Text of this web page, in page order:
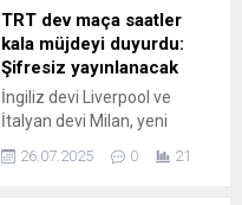
izledi. Bursa’da Bursasporlu
nesiller yetişmesi için
Osmangazi Belediyesi,
Osmangazi’nin farklı
mahallelerinden onlarca
çocuğu Atatürk Spor
Kompleksi Matlı
TRT dev maça saatler
kala müjdeyi duyurdu:
Şifresiz yayınlanacak
İngiliz devi Liverpool ve
İtalyan devi Milan, yeni
sezon öncesi hazırlık
maçında kozlarını
26.07.2025 0 21